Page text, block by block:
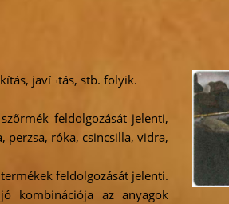
javí¬tás, stb. folyik.
feldolgozását jelenti,
perzsa, róka, csincsilla, vidra,
feldolgozását jelenti.
kombinációja az anyagok